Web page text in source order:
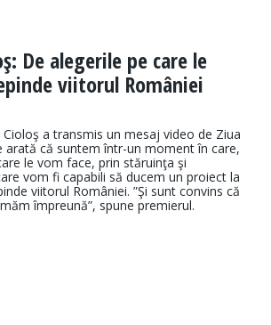
De alegerile pe care le
viitorul României
a transmis un mesaj video de Ziua
arată că suntem într-un moment în care,
le vom face, prin stăruinţa şi
vom fi capabili să ducem un proiect la
viitorul României. ”Şi sunt convins că
împreună”, spune premierul.